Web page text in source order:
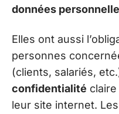
données
Elles ont aussi
personnes
(clients, salariés,
confidentialité
leur site internet.